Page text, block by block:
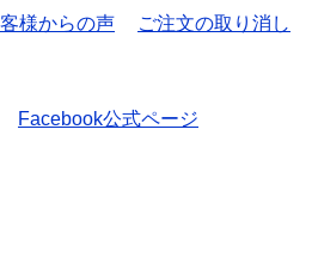
様からの声 ご注文の取り消し
Facebook公式ページ